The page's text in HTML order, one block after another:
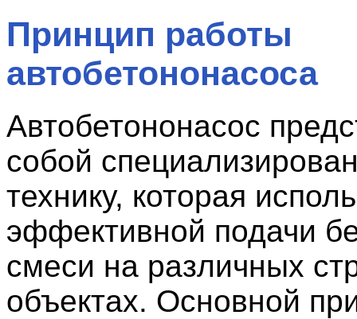
Принцип работы
автобетононасоса
Автобетононасос
собой
технику, которая
эффективной подачи
смеси на различных
объектах. Основной